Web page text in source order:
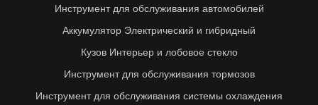
Инструмент для обслуживания автомобилей
Аккумулятор Электрический и гибридный
Кузов Интерьер и лобовое стекло
Инструмент для обслуживания тормозов
Инструмент для обслуживания системы охлаждения